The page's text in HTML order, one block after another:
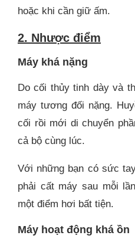
hoặc khi cần giữ ấm.
2. Nhược điểm
Máy khá nặng
Do cối thủy tinh dày và
máy tương đối nặng.
cối rồi mới di chuyển
cả bộ cùng lúc.
Với những bạn có sức
phải cất máy sau mỗi
một điểm hơi bất tiện.
Máy hoạt động khá ồn